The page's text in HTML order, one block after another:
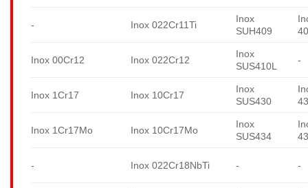
- Inox 022Cr11Ti
Inox
SUH409
Inox 00Cr12 Inox 022Cr12
Inox
SUS410L
-
Inox 1Cr17 Inox 10Cr17
Inox
SUS430
Inox 1Cr17Mo Inox 10Cr17Mo
Inox
SUS434
- Inox 022Cr18NbTi - -